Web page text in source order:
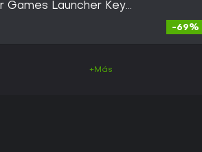
Games Launcher Key
-69%
+Más